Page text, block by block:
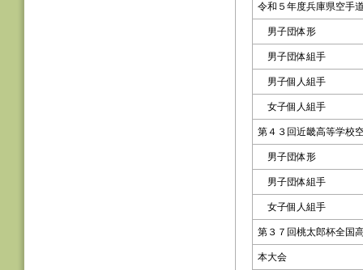
令和５年度兵庫県空手
男子団体形
男子団体組手
男子個人組手
女子個人組手
第４３回近畿高等学校
男子団体形
男子団体組手
女子個人組手
第３７回桃太郎杯全国
本大会